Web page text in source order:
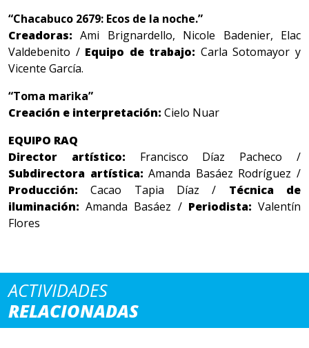
“Chacabuco 2679: Ecos de la noche.”
Creadoras: Ami Brignardello, Nicole Badenier, Elac
Valdebenito / Equipo de trabajo: Carla Sotomayor y
Vicente García.
“Toma marika”
Creación e interpretación: Cielo Nuar
EQUIPO RAQ
Director artístico: Francisco Díaz Pacheco /
Subdirectora artística: Amanda Basáez Rodríguez /
Producción: Cacao Tapia Díaz / Técnica de
iluminación: Amanda Basáez / Periodista: Valentín
Flores
ACTIVIDADES
RELACIONADAS